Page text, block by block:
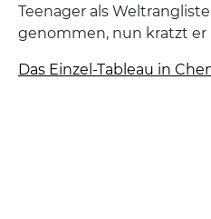
Teenager als
genommen, nun kratzt er
Das Einzel-Tableau in